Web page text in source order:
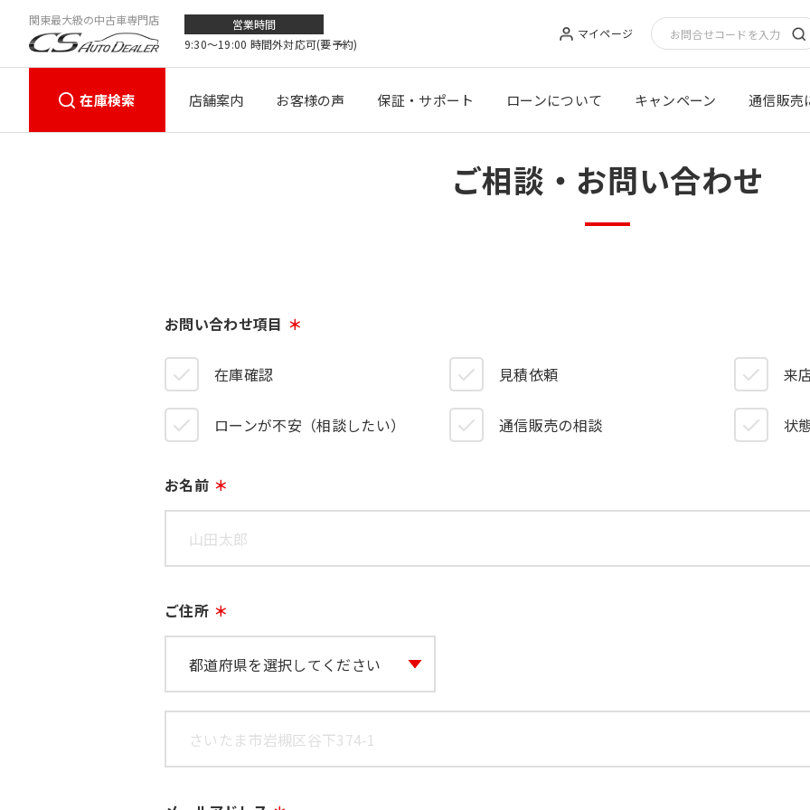
関東最大級の中古車専門店
営業時間
9:30〜19:00 時間外対応可(要予約)
マイページ
在庫検索 店舗案内 お客様の声 保証・サポート ローンについて キャンペーン 通信販売
ご相談・お問い合わせ
お問い合わせ項目
在庫確認 見積依頼 来
ローンが不安（相談したい） 通信販売の相談 状
お名前
ご住所